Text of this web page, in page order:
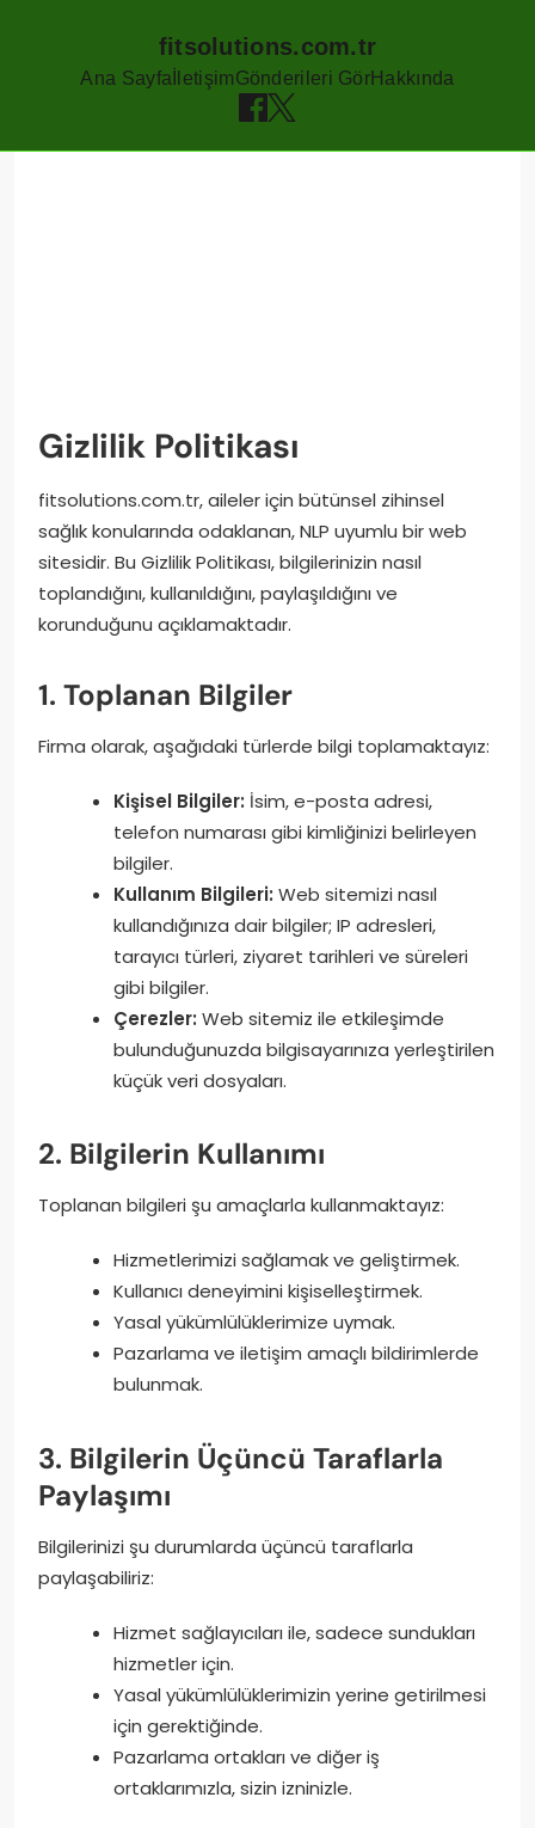
fitsolutions.com.tr
Ana Sayfa İletişimGönderileri GörHakkında
Gizlilik Politikası
fitsolutions.com.tr, aileler için bütünsel zihinsel
sağlık konularında odaklanan, NLP uyumlu bir web
sitesidir. Bu Gizlilik Politikası, bilgilerinizin nasıl
toplandığını, kullanıldığını, paylaşıldığını ve
korunduğunu açıklamaktadır.
1. Toplanan Bilgiler
Firma olarak, aşağıdaki türlerde bilgi toplamaktayız:
Kişisel Bilgiler: İsim, e-posta adresi,
telefon numarası gibi kimliğinizi belirleyen
bilgiler.
Kullanım Bilgileri: Web sitemizi nasıl
kullandığınıza dair bilgiler; IP adresleri,
tarayıcı türleri, ziyaret tarihleri ve süreleri
gibi bilgiler.
Çerezler: Web sitemiz ile etkileşimde
bulunduğunuzda bilgisayarınıza yerleştirilen
küçük veri dosyaları.
2. Bilgilerin Kullanımı
Toplanan bilgileri şu amaçlarla kullanmaktayız:
Hizmetlerimizi sağlamak ve geliştirmek.
Kullanıcı deneyimini kişiselleştirmek.
Yasal yükümlülüklerimize uymak.
Pazarlama ve iletişim amaçlı bildirimlerde
bulunmak.
3. Bilgilerin Üçüncü Taraflarla
Paylaşımı
Bilgilerinizi şu durumlarda üçüncü taraflarla
paylaşabiliriz:
Hizmet sağlayıcıları ile, sadece sundukları
hizmetler için.
Yasal yükümlülüklerimizin yerine getirilmesi
için gerektiğinde.
Pazarlama ortakları ve diğer iş
ortaklarımızla, sizin izninizle.